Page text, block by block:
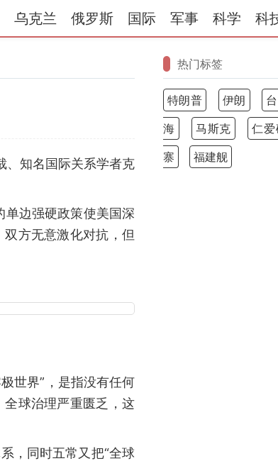
乌克兰 俄罗斯 国际 军事 科学 科
、知名国际关系学者克
单边强硬政策使美国深
方无意激化对抗，但
世界”，是指没有任何
球治理严重匮乏，这
，同时五常又把“全球
热门标签
特朗普 伊朗
海
马斯克 仁爱
寨
福建舰